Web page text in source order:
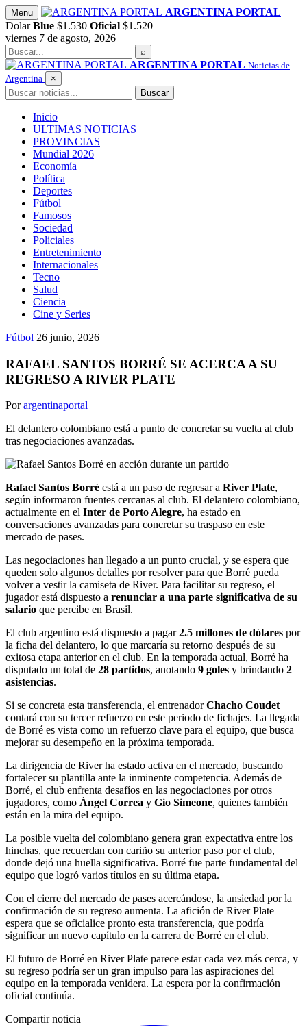
Saltar
al
contenido
Menu
ARGENTINA PORTAL
Dolar Blue $1.530 Oficial $1.520
viernes 7 de agosto, 2026
Buscar
⌕
ARGENTINA PORTAL Noticias de
Argentina
×
Buscar Buscar
Inicio
ULTIMAS NOTICIAS
PROVINCIAS
Mundial 2026
Economía
Política
Deportes
Fútbol
Famosos
Sociedad
Policiales
Entretenimiento
Internacionales
Tecno
Salud
Ciencia
Cine y Series
Fútbol 26 junio, 2026
RAFAEL SANTOS BORRÉ SE ACERCA A SU
REGRESO A RIVER PLATE
Porargentinaportal
El delantero colombiano está a punto de concretar su vuelta al club
tras negociaciones avanzadas.
Rafael Santos Borré está a un paso de regresar a River Plate,
según informaron fuentes cercanas al club. El delantero colombiano,
actualmente en el Inter de Porto Alegre, ha estado en
conversaciones avanzadas para concretar su traspaso en este
mercado de pases.
Las negociaciones han llegado a un punto crucial, y se espera que
queden solo algunos detalles por resolver para que Borré pueda
volver a vestir la camiseta de River. Para facilitar su regreso, el
jugador está dispuesto a renunciar a una parte significativa de su
salario que percibe en Brasil.
El club argentino está dispuesto a pagar2.5 millones de dólares por
la ficha del delantero, lo que marcaría su retorno después de su
exitosa etapa anterior en el club. En la temporada actual, Borré ha
disputado un total de 28 partidos, anotando 9 goles y brindando 2
asistencias.
Si se concreta esta transferencia, el entrenadorChacho Coudet
contará con su tercer refuerzo en este periodo de fichajes. La llegada
de Borré es vista como un refuerzo clave para el equipo, que busca
mejorar su desempeño en la próxima temporada.
La dirigencia de River ha estado activa en el mercado, buscando
fortalecer su plantilla ante la inminente competencia. Además de
Borré, el club enfrenta desafíos en las negociaciones por otros
jugadores, como Ángel Correa y Gio Simeone, quienes también
están en la mira del equipo.
La posible vuelta del colombiano genera gran expectativa entre los
hinchas, que recuerdan con cariño su anterior paso por el club,
donde dejó una huella significativa. Borré fue parte fundamental del
equipo que logró varios títulos en su última etapa.
Con el cierre del mercado de pases acercándose, la ansiedad por la
confirmación de su regreso aumenta. La afición de River Plate
espera que se oficialice pronto esta transferencia, que podría
significar un nuevo capítulo en la carrera de Borré en el club.
El futuro de Borré en River Plate parece estar cada vez más cerca, y
su regreso podría ser un gran impulso para las aspiraciones del
equipo en la temporada venidera. La espera por la confirmación
oficial continúa.
Compartir noticia